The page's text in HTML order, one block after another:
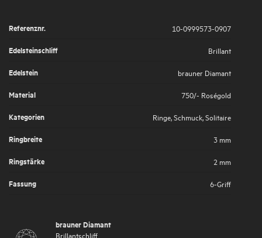
Referenznr.
10-0999573-0907
Edelsteinschliff
Brillant
Edelstein
brauner Diamant
Material
750/- Roségold
Kategorien
Ringe,Schmuck,Solitaire
Ringbreite
3 mm
Ringstärke
2 mm
Fassung
6-Griff
brauner Diamant
Brillantschliff